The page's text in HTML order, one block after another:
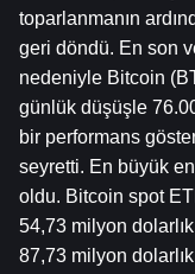
toparlanmanın
geri döndü. En son
nedeniyle Bitcoin
günlük düşüşle
bir performans
seyretti. En büyük
oldu. Bitcoin spot
54,73 milyon
87,73 milyon